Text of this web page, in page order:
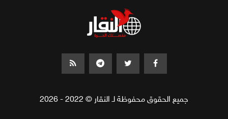
جميع الحقوق محفوظة لـ النقار © 2022 - 2026